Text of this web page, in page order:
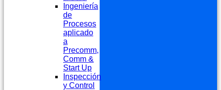
Ingeniería
de
Procesos
aplicado
a
Precomm,
Comm &
Start Up
Inspección
y Control